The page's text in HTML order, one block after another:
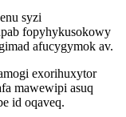
syzi
fopyhykusokowy
afucygymok av.
exorihuxytor
mawewipi asuq
id oqaveq.